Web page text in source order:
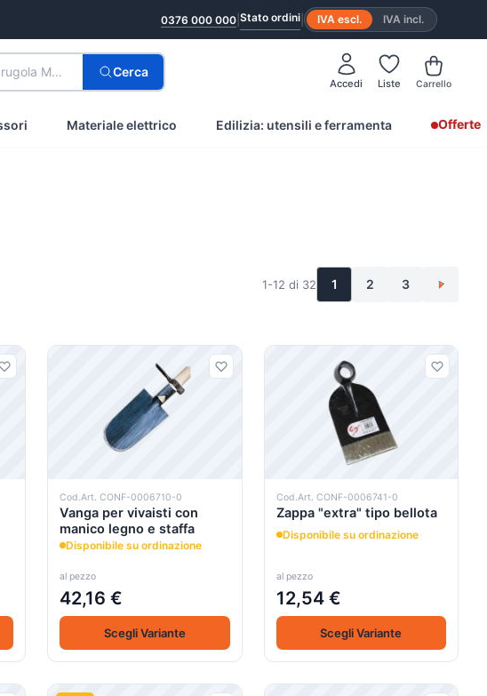
0376 000 000 Stato ordini IVA escl. IVA incl.
M8 inox Cerca
Accedi Liste Carrello
Materiale elettrico Edilizia: utensili e ferramenta Offerte
1-12 di 32 1 2 3 >
Cod.Art. CONF-0006710-0
Vanga per vivaisti con
manico legno e staffa
Disponibile su ordinazione
al pezzo
42,16 €
Scegli Variante
Cod.Art. CONF-0006741-0
Zappa "extra" tipo bellota
Disponibile su ordinazione
al pezzo
12,54 €
Scegli Variante